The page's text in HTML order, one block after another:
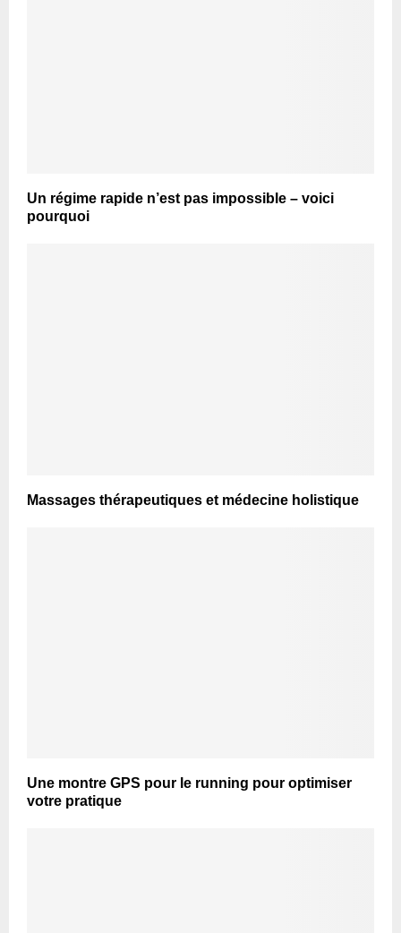
Un régime rapide n’est pas impossible – voici
pourquoi
Massages thérapeutiques et médecine holistique
Une montre GPS pour le running pour optimiser
votre pratique